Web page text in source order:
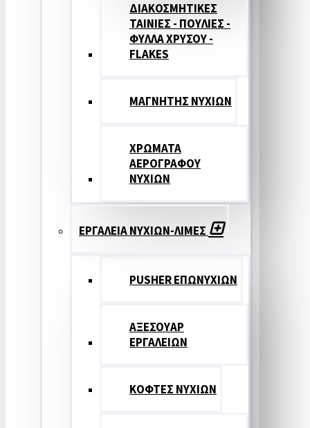
ΔΙΑΚΟΣΜΗΤΙΚΕΣ
ΤΑΙΝΙΕΣ - ΠΟΥΛΙΕΣ -
ΦΥΛΛΑ ΧΡΥΣΟΥ -
FLAKES
ΜΑΓΝΗΤΗΣ ΝΥΧΙΩΝ
ΧΡΩΜΑΤΑ
ΑΕΡΟΓΡΑΦΟΥ
ΝΥΧΙΩΝ
ΕΡΓΑΛΕΙΑ ΝΥΧΙΩΝ-ΛΙΜΕΣ
PUSHER ΕΠΩΝΥΧΙΩΝ
ΑΞΕΣΟΥΑΡ
ΕΡΓΑΛΕΙΩΝ
ΚΟΦΤΕΣ ΝΥΧΙΩΝ